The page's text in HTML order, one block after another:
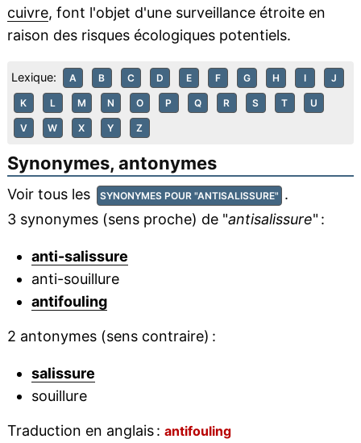
cuivre, font l'objet d'une surveillance étroite en
raison des risques écologiques potentiels.
Lexique: A B C D E F G H I J
K L M N O P Q R S T U
V W X Y Z
Synonymes, antonymes
Voir tous les SYNONYMES POUR "ANTISALISSURE" .
3 synonymes (sens proche) de "antisalissure" :
anti-salissure
anti-souillure
antifouling
2 antonymes (sens contraire) :
salissure
souillure
Traduction en anglais : antifouling